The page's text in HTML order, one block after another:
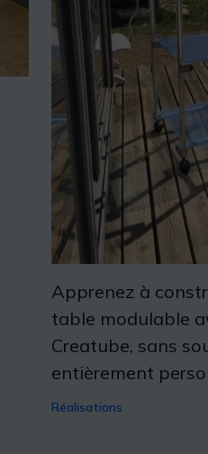
Apprenez à
table modulable
Creatube, sans
entièrement
Réalisations